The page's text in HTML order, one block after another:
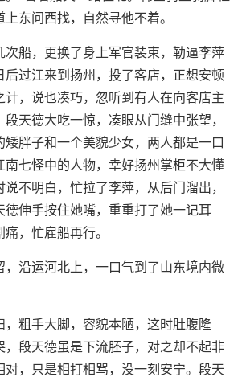
东问西找，自然寻他不着。
次船，更换了身上军官装束，勒逼李萍
后过江来到扬州，投了客店，正想安顿
计，说也凑巧，忽听到有人在向客店主
天德大吃一惊，凑眼从门缝中张望，
矮胖子和一个美貌少女，两人都是一口
南七怪中的人物，幸好扬州掌柜不大懂
不明白，忙拉了李萍，从后门溜出，
德伸手按住她嘴，重重打了她一记耳
，忙雇船再行。
，沿运河北上，一口气到了山东境内微
，粗手大脚，容貌本陋，这时肚腹隆
，段天德虽是下流胚子，对之却不起非
对，只是相打相骂，没一刻安宁。段天